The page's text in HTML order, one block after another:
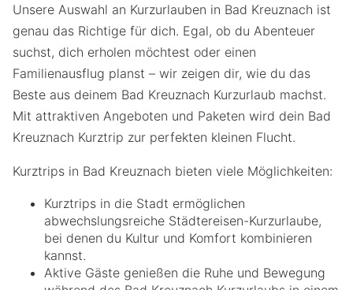
Unsere Auswahl an Kurzurlauben in Bad Kreuznach ist
genau das Richtige für dich. Egal, ob du Abenteuer
suchst, dich erholen möchtest oder einen
Familienausflug planst – wir zeigen dir, wie du das
Beste aus deinem Bad Kreuznach Kurzurlaub machst.
Mit attraktiven Angeboten und Paketen wird dein Bad
Kreuznach Kurztrip zur perfekten kleinen Flucht.
Kurztrips in Bad Kreuznach bieten viele Möglichkeiten:
Kurztrips in die Stadt ermöglichen
abwechslungsreiche Städtereisen-Kurzurlaube,
bei denen du Kultur und Komfort kombinieren
kannst.
Aktive Gäste genießen die Ruhe und Bewegung